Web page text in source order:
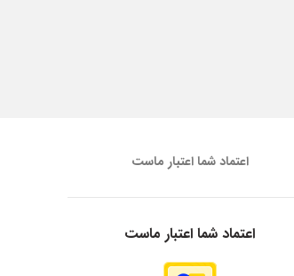
اعتماد شما اعتبار ماست
اعتماد شما اعتبار ماست